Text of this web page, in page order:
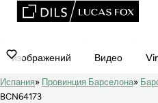
изображений Видео
Испания Провинция Барселона
BCN64173